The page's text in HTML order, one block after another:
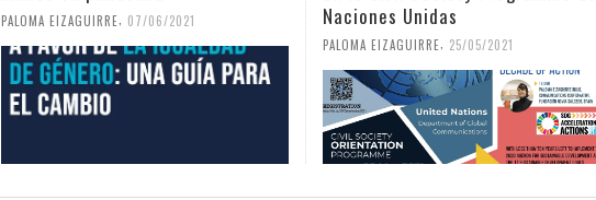
PALOMA EIZAGUIRRE 07/06/2021
Naciones Unidas
PALOMA EIZAGUIRRE 25/05/2021